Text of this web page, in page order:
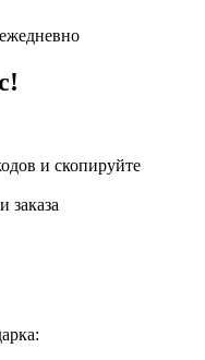
и скопируйте
заказа